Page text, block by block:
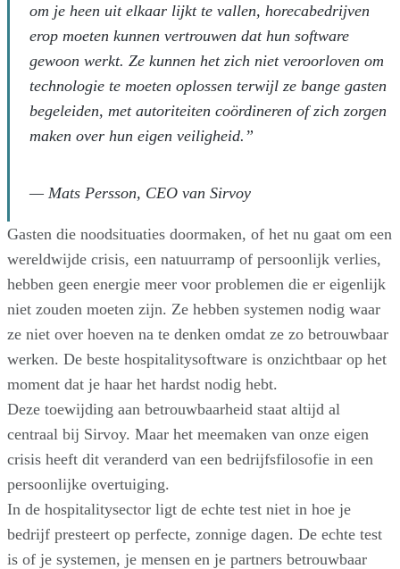
om je heen uit elkaar lijkt te vallen, horecabedrijven
erop moeten kunnen vertrouwen dat hun software
gewoon werkt. Ze kunnen het zich niet veroorloven om
technologie te moeten oplossen terwijl ze bange gasten
begeleiden, met autoriteiten coördineren of zich zorgen
maken over hun eigen veiligheid.”
— Mats Persson, CEO van Sirvoy
Gasten die noodsituaties doormaken, of het nu gaat om een
wereldwijde crisis, een natuurramp of persoonlijk verlies,
hebben geen energie meer voor problemen die er eigenlijk
niet zouden moeten zijn. Ze hebben systemen nodig waar
ze niet over hoeven na te denken omdat ze zo betrouwbaar
werken. De beste hospitalitysoftware is onzichtbaar op het
moment dat je haar het hardst nodig hebt.
Deze toewijding aan betrouwbaarheid staat altijd al
centraal bij Sirvoy. Maar het meemaken van onze eigen
crisis heeft dit veranderd van een bedrijfsfilosofie in een
persoonlijke overtuiging.
In de hospitalitysector ligt de echte test niet in hoe je
bedrijf presteert op perfecte, zonnige dagen. De echte test
is of je systemen, je mensen en je partners betrouwbaar